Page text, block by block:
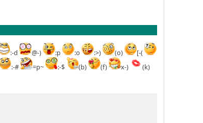
:-d @-) :p :o :>) (o)
[-(
:-# =p~ :-$ (b) (f) x-)
(k)